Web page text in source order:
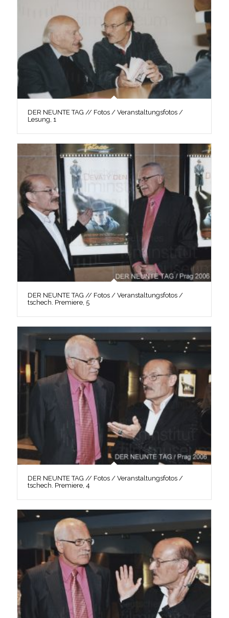
DER NEUNTE TAG // Fotos / Veranstaltungsfotos /
Lesung, 1
DER NEUNTE TAG // Fotos / Veranstaltungsfotos /
tschech. Premiere, 5
DER NEUNTE TAG // Fotos / Veranstaltungsfotos /
tschech. Premiere, 4